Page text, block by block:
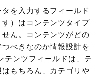
を入力するフィールド
す）はコンテンツタイプ
ん。コンテンツがどの
べきなのか情報設計を
テンツフィールドは、テ
もちろん、カテゴリや